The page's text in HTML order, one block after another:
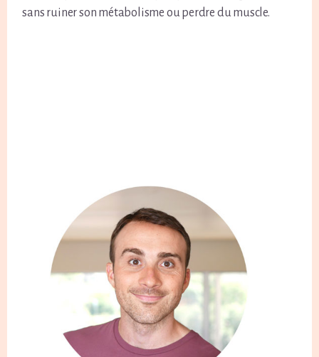
sans ruiner son métabolisme ou perdre du muscle.